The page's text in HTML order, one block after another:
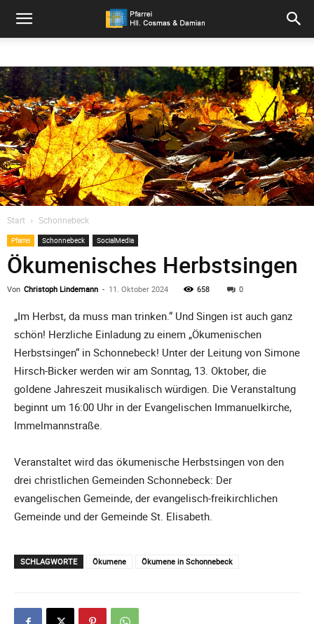
Pfarrei
Hll.
Cosmas
und
Damian
Start Schonnebeck
Pfarrei Schonnebeck SocialMedia
Ökumenisches Herbstsingen
Von Christoph Lindemann - 11. Oktober 2024 658 0
„Im Herbst, da muss man trinken.“ Und Singen ist auch ganz
schön! Herzliche Einladung zu einem „Ökumenischen
Herbstsingen“ in Schonnebeck! Unter der Leitung von Simone
Hirsch-Bicker werden wir am Sonntag, 13. Oktober, die
goldene Jahreszeit musikalisch würdigen. Die Veranstaltung
beginnt um 16:00 Uhr in der Evangelischen Immanuelkirche,
Immelmannstraße.
Veranstaltet wird das ökumenische Herbstsingen von den
drei christlichen Gemeinden Schonnebeck: Der
evangelischen Gemeinde, der evangelisch-freikirchlichen
Gemeinde und der Gemeinde St. Elisabeth.
SCHLAGWORTE Ökumene Ökumene in Schonnebeck